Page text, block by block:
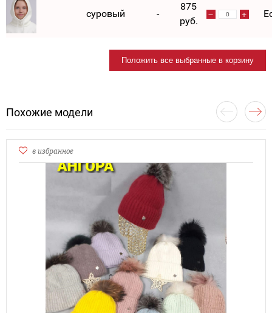
суровый -
875
руб.
Положить все выбранные в корзину
Похожие модели
в избранное